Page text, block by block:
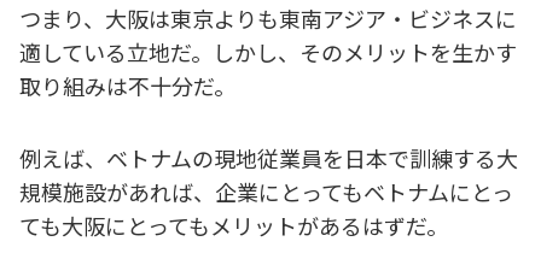
つまり、大阪は東京よりも東南アジア・ビジネスに
適している立地だ。しかし、そのメリットを生かす
取り組みは不十分だ。
例えば、ベトナムの現地従業員を日本で訓練する大
規模施設があれば、企業にとってもベトナムにとっ
ても大阪にとってもメリットがあるはずだ。